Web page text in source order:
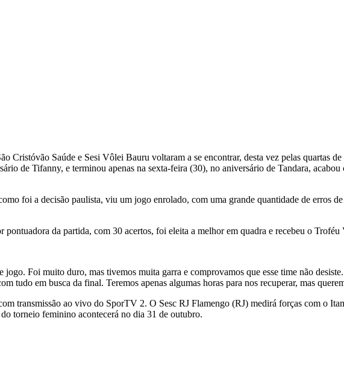
Cristóvão Saúde e Sesi Vôlei Bauru voltaram a se encontrar, desta vez pelas quartas
de Tifanny, e terminou apenas na sexta-feira (30), no aniversário de Tandara,
foi a decisão paulista, viu um jogo enrolado, com uma grande quantidade de erros
pontuadora da partida, com 30 acertos, foi eleita a melhor em quadra e recebeu o
jogo. Foi muito duro, mas tivemos muita garra e comprovamos que esse time não
tudo em busca da final. Teremos apenas algumas horas para nos recuperar, mas
transmissão ao vivo do SporTV 2. O Sesc RJ Flamengo (RJ) medirá forças com o
torneio feminino acontecerá no dia 31 de outubro.